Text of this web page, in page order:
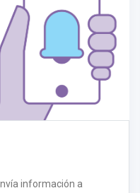
información a